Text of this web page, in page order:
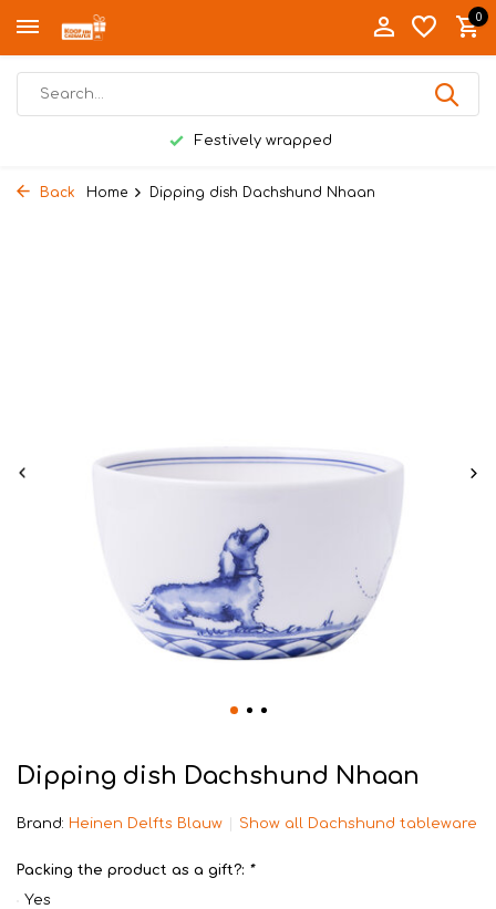
0
Festively wrapped
Back Home Dipping dish Dachshund Nhaan
Dipping dish Dachshund Nhaan
Brand: Heinen Delfts Blauw Show all Dachshund tableware
Packing the product as a gift?: *
Yes